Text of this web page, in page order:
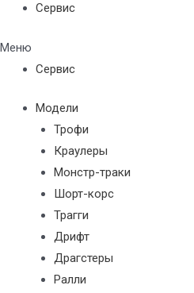
Сервис
Меню
Сервис
Модели
Трофи
Краулеры
Монстр-траки
Шорт-корс
Трагги
Дрифт
Драгстеры
Ралли